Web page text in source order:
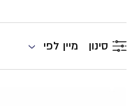
סינון מיין לפי